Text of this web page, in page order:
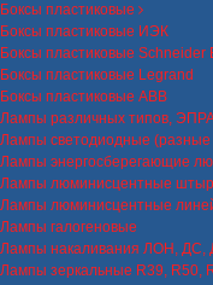
Боксы пластиковые
Боксы пластиковые ИЭК
Боксы пластиковые Schneider
Боксы пластиковые Legrand
Боксы пластиковые ABB
Лампы различных типов,
Лампы светодиодные (разные
Лампы энергосберегающие
Лампы люминисцентные
Лампы люминисцентные
Лампы галогеновые
Лампы накаливания ЛОН,
Лампы зеркальные R39, R50,